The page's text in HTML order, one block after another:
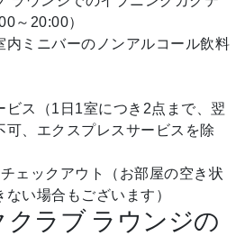
～20:00）
内ミニバーのノンアルコール飲料
ビス（1日1室につき2点まで、翌
可、エクスプレスサービスを除
ェックアウト（お部屋の空き状
い場合もございます）
ラブ ラウンジの